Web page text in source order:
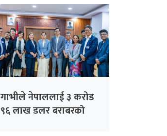
विश्लेषण गरिँदै
गाभीले नेपाललाई ३ करोड
९६ लाख डलर बराबरको